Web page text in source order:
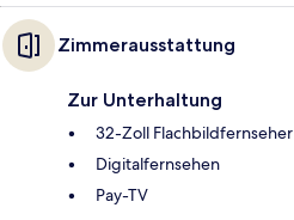
Zimmerausstattung
Zur Unterhaltung
32-Zoll Flachbildfernseher
Digitalfernsehen
Pay-TV